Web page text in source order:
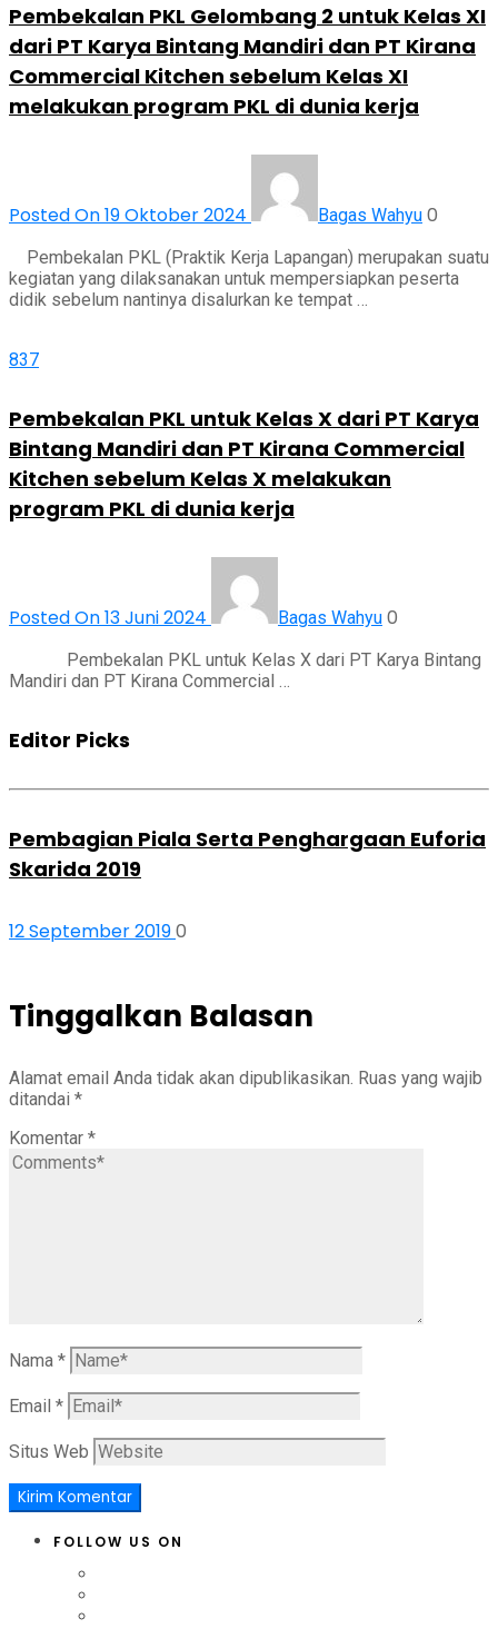
Pembekalan PKL Gelombang 2 untuk Kelas XI
dari PT Karya Bintang Mandiri dan PT Kirana
Commercial Kitchen sebelum Kelas XI
melakukan program PKL di dunia kerja
Posted On 19 Oktober 2024 Bagas Wahyu 0
Pembekalan PKL (Praktik Kerja Lapangan) merupakan suatu
kegiatan yang dilaksanakan untuk mempersiapkan peserta
didik sebelum nantinya disalurkan ke tempat …
837
Pembekalan PKL untuk Kelas X dari PT Karya
Bintang Mandiri dan PT Kirana Commercial
Kitchen sebelum Kelas X melakukan
program PKL di dunia kerja
Posted On 13 Juni 2024 Bagas Wahyu 0
Pembekalan PKL untuk Kelas X dari PT Karya Bintang
Mandiri dan PT Kirana Commercial …
Editor Picks
Pembagian Piala Serta Penghargaan Euforia
Skarida 2019
12 September 20190
Tinggalkan Balasan
Alamat email Anda tidak akan dipublikasikan. Ruas yang wajib
ditandai *
Komentar *
Nama *
Email *
Situs Web
FOLLOW US ON